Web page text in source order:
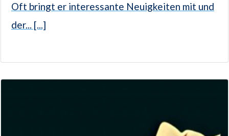
Oft bringt er interessante Neuigkeiten mit und
der... [...]